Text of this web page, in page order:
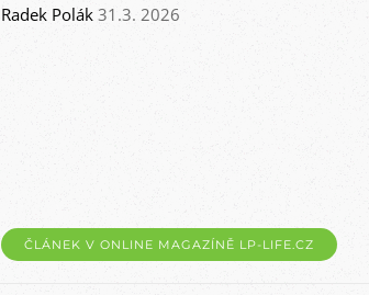
Radek Polák31.3. 2026
ČLÁNEK V ONLINE MAGAZÍNĚ LP-LIFE.CZ